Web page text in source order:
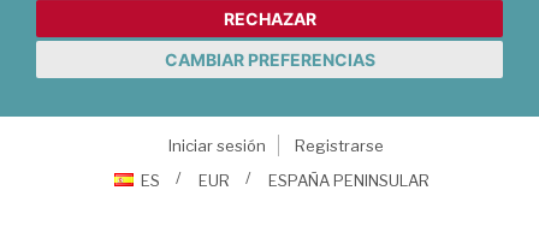
RECHAZAR
CAMBIAR PREFERENCIAS
Iniciar sesión
Registrarse
ES
EUR ESPAÑA PENINSULAR